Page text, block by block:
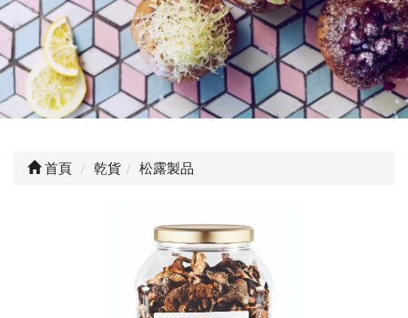
首頁 乾貨 松露製品